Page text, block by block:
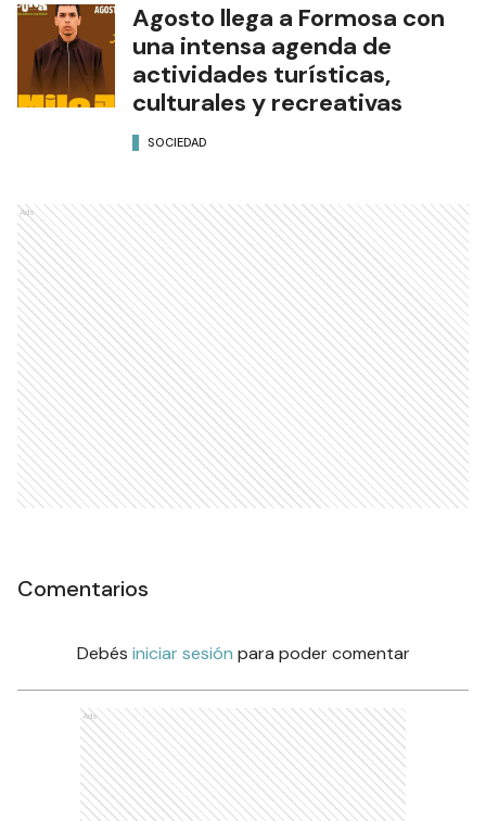
Agosto llega a Formosa con
una intensa agenda de
actividades turísticas,
culturales y recreativas
SOCIEDAD
Ads
Comentarios
Debés iniciar sesión para poder comentar
Ads